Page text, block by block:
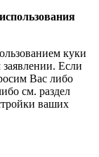
куки
Если
Вас либо
см. раздел
ваших